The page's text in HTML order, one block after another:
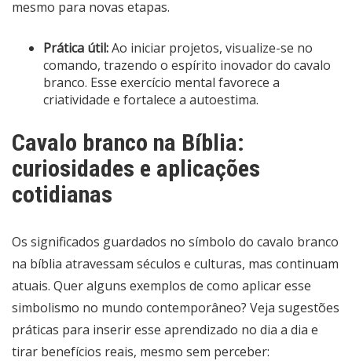
mesmo para novas etapas.
Prática útil:Ao iniciar projetos, visualize-se no
comando, trazendo o espírito inovador do cavalo
branco. Esse exercício mental favorece a
criatividade e fortalece a autoestima.
Cavalo branco na Bíblia:
curiosidades e aplicações
cotidianas
Os significados guardados no símbolo do cavalo branco
na bíblia atravessam séculos e culturas, mas continuam
atuais. Quer alguns exemplos de como aplicar esse
simbolismo no mundo contemporâneo? Veja sugestões
práticas para inserir esse aprendizado no dia a dia e
tirar benefícios reais, mesmo sem perceber: